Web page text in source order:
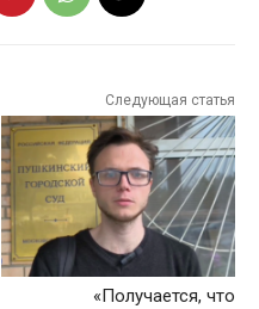
Следующая статья
«Получается, что